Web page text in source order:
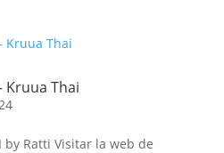
Kruua Thai
by Ratti Visitar la web de